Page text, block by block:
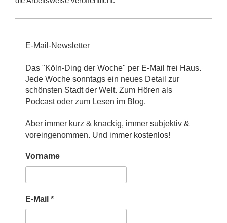
E-Mail-Newsletter
Das "Köln-Ding der Woche" per E-Mail frei Haus.
Jede Woche sonntags ein neues Detail zur
schönsten Stadt der Welt. Zum Hören als
Podcast oder zum Lesen im Blog.
Aber immer kurz & knackig, immer subjektiv &
voreingenommen. Und immer kostenlos!
Vorname
E-Mail *